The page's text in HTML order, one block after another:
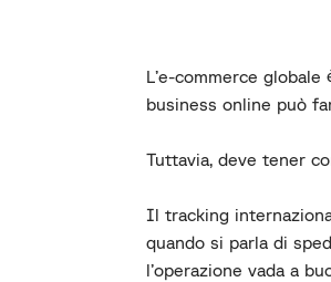
L’e-commerce
business online può
Tuttavia, deve tener
Il tracking
quando si parla di
l’operazione vada a